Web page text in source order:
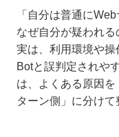
「自分は普通に
なぜ自分が疑われる
実は、利用環境や
Botと誤判定されや
は、よくある原因
ターン側」に分けて